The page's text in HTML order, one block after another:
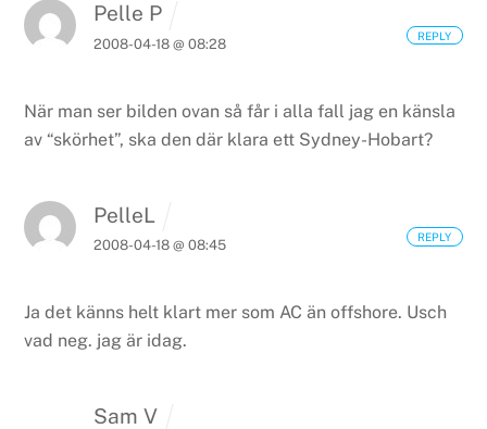
Pelle P
2008-04-18 @ 08:28
När man ser bilden ovan så får i alla fall jag en känsla
av “skörhet”, ska den där klara ett Sydney-Hobart?
REPLY
PelleL
2008-04-18 @ 08:45
Ja det känns helt klart mer som AC än offshore. Usch
vad neg. jag är idag.
REPLY
Sam V